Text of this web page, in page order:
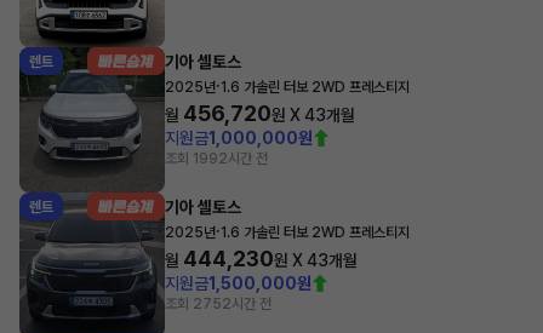
렌트 기아 셀토스
2025년·1.6 가솔린 터보 2WD 프레스티지
월 456,720원 X43개월
지원금1,000,000원
조회 1992시간 전
렌트 기아 셀토스
2025년·1.6 가솔린 터보 2WD 프레스티지
월 444,230원 X43개월
지원금1,500,000원
조회 2752시간 전